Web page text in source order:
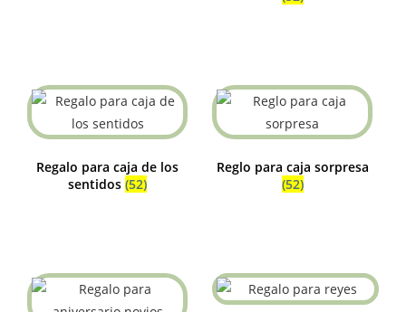
Regalo para caja de los
sentidos (52)
Reglo para caja sorpresa
(52)